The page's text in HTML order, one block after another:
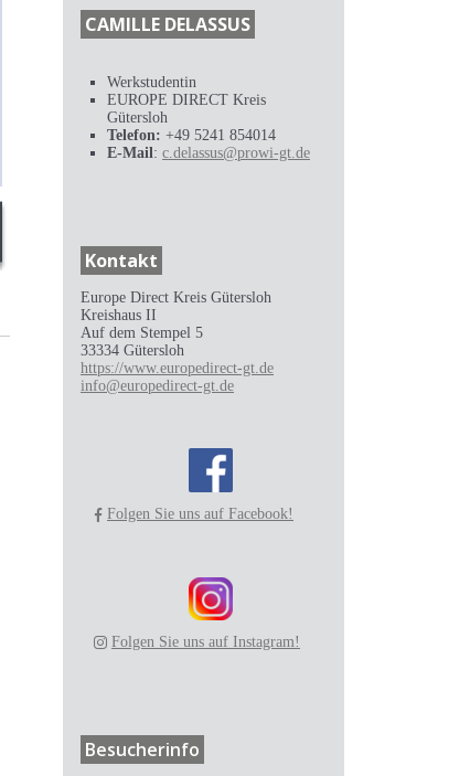
CAMILLE DELASSUS
Werkstudentin
EUROPE DIRECT Kreis
Gütersloh
Telefon: +49 5241 854014
E-Mail: c.delassus@prowi-gt.de
Kontakt
Europe Direct Kreis Gütersloh
Kreishaus II
Auf dem Stempel 5
33334 Gütersloh
https://www.europedirect-gt.de
info@europedirect-gt.de
Folgen Sie uns auf Facebook!
Folgen Sie uns auf Instagram!
Besucherinfo